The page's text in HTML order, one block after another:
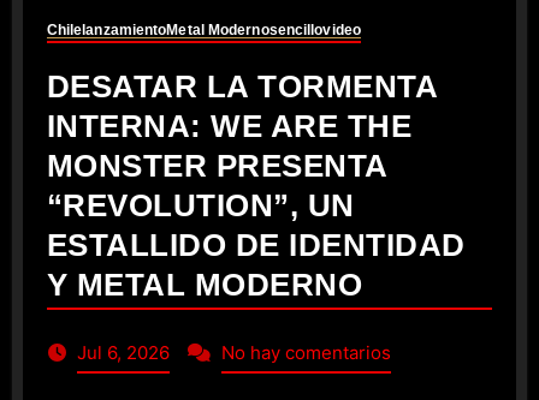
ChilelanzamientoMetal Modernosencillovideo
DESATAR LA TORMENTA
INTERNA: WE ARE THE
MONSTER PRESENTA
“REVOLUTION”, UN
ESTALLIDO DE IDENTIDAD
Y METAL MODERNO
Jul 6, 2026 No hay comentarios